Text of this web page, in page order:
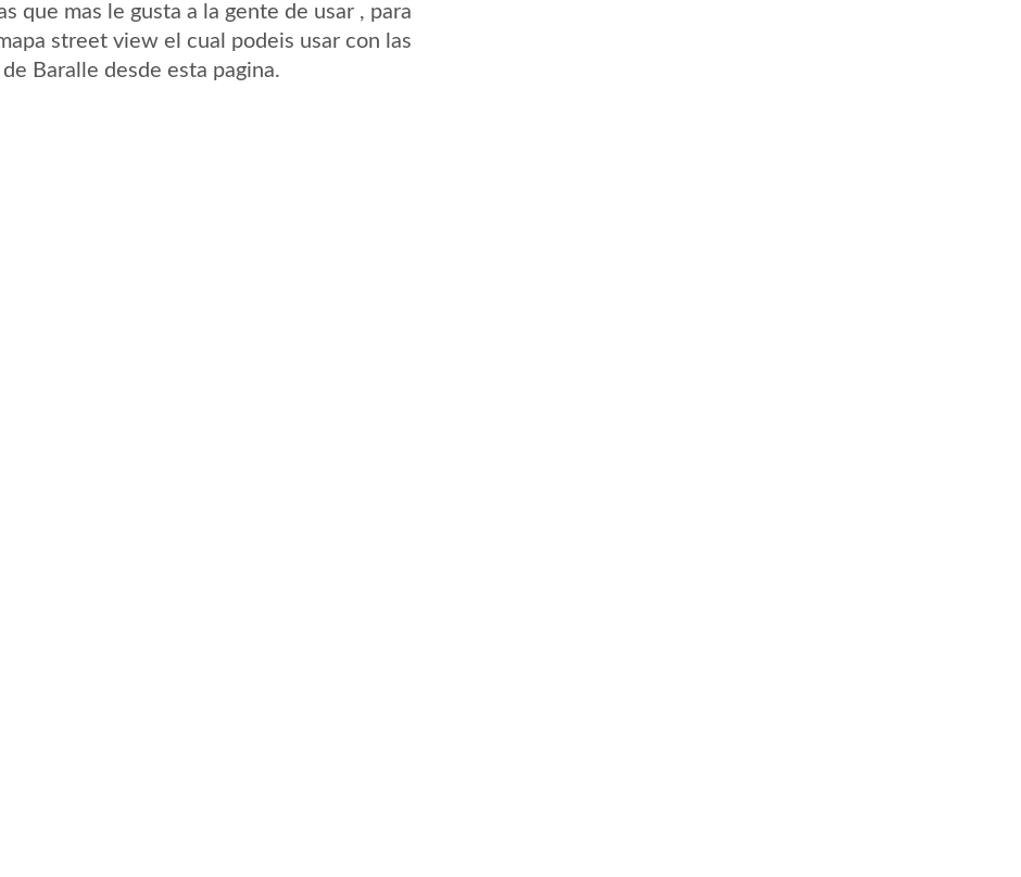
que mas le gusta a la gente de usar , para
street view el cual podeis usar con las
Baralle desde esta pagina.